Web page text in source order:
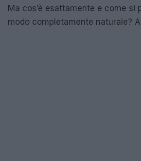
Ma cos’è esattamente e come si
modo completamente naturale?